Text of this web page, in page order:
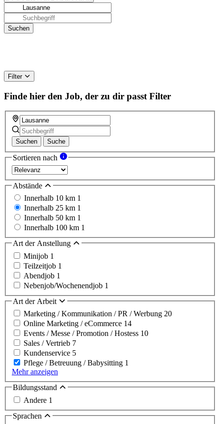
Filter
Finde hier den Job, der zu dir passt Filter
Suchen Suche
Sortieren nach
Abstände
Innerhalb 10 km 1
Innerhalb 25 km 1
Innerhalb 50 km 1
Innerhalb 100 km 1
Art der Anstellung
Minijob 1
Teilzeitjob 1
Abendjob 1
Nebenjob/Wochenendjob 1
Art der Arbeit
Marketing / Kommunikation / PR / Werbung 20
Online Marketing / eCommerce 14
Events / Messe / Promotion / Hostess 10
Sales / Vertrieb 7
Kundenservice 5
Pflege / Betreuung / Babysitting 1
Mehr anzeigen
Bildungsstand
Andere 1
Sprachen